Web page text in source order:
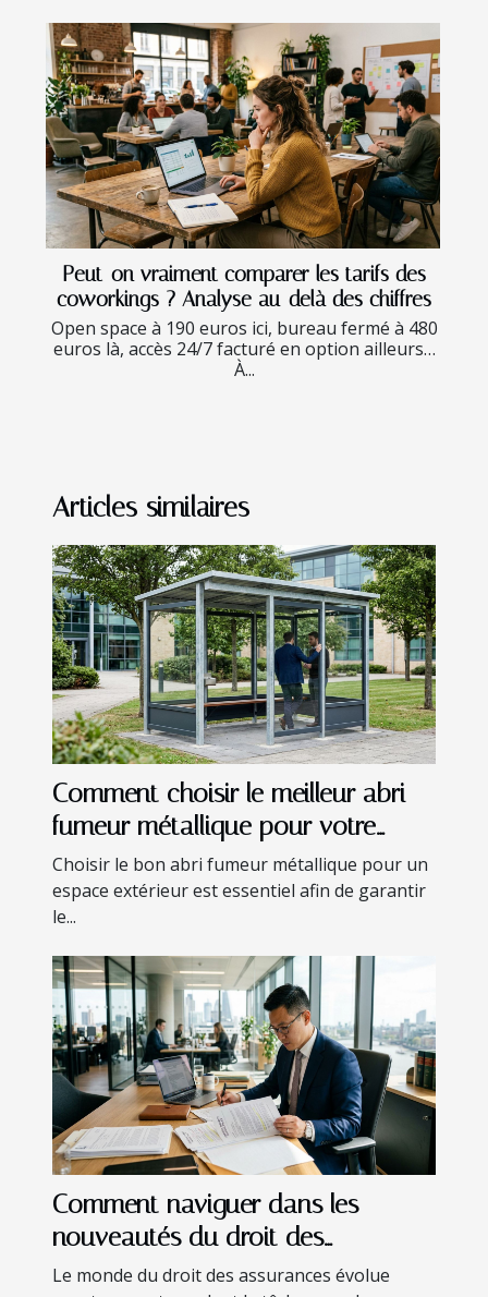
Peut-on vraiment comparer les tarifs des
coworkings ? Analyse au-delà des chiffres
Open space à 190 euros ici, bureau fermé à 480
euros là, accès 24/7 facturé en option ailleurs…
À...
Articles similaires
Comment choisir le meilleur abri
fumeur métallique pour votre
espace extérieur ?
Choisir le bon abri fumeur métallique pour un
espace extérieur est essentiel afin de garantir
le...
Comment naviguer dans les
nouveautés du droit des
assurances ?
Le monde du droit des assurances évolue